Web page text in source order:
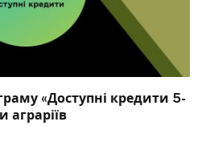
«Доступні кредити 5-
аграріїв